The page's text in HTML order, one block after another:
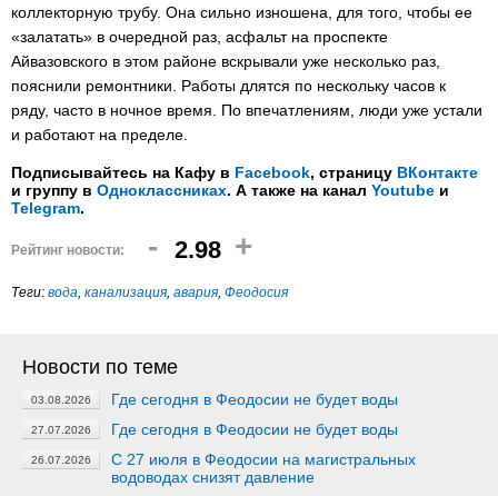
коллекторную трубу. Она сильно изношена, для того, чтобы ее
«залатать» в очередной раз, асфальт на проспекте
Айвазовского в этом районе вскрывали уже несколько раз,
пояснили ремонтники. Работы длятся по нескольку часов к
ряду, часто в ночное время. По впечатлениям, люди уже устали
и работают на пределе.
Подписывайтесь на Кафу в Facebook, страницу ВКонтакте
и группу в Одноклассниках. А также на канал Youtube и
Telegram.
Рейтинг новости: - 2.98 +
Теги: вода, канализация, авария, Феодосия
Новости по теме
03.08.2026 Где сегодня в Феодосии не будет воды
27.07.2026 Где сегодня в Феодосии не будет воды
26.07.2026
С 27 июля в Феодосии на магистральных
водоводах снизят давление